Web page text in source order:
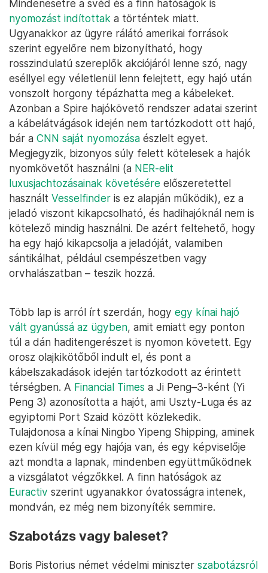
Mindenesetre a svéd és a finn hatóságok is
nyomozást indítottak a történtek miatt.
Ugyanakkor az ügyre rálátó amerikai források
szerint egyelőre nem bizonyítható, hogy
rosszindulatú szereplők akciójáról lenne szó, nagy
eséllyel egy véletlenül lenn felejtett, egy hajó után
vonszolt horgony tépázhatta meg a kábeleket.
Azonban a Spire hajókövető rendszer adatai szerint
a kábelátvágások idején nem tartózkodott ott hajó,
bár a CNN saját nyomozása észlelt egyet.
Megjegyzik, bizonyos súly felett kötelesek a hajók
nyomkövetőt használni (a NER-elit
luxusjachtozásainak követésére előszeretettel
használt Vesselfinder is ez alapján működik), ez a
jeladó viszont kikapcsolható, és hadihajóknál nem is
kötelező mindig használni. De azért feltehető, hogy
ha egy hajó kikapcsolja a jeladóját, valamiben
sántikálhat, például csempészetben vagy
orvhalászatban – teszik hozzá.
Több lap is arról írt szerdán, hogy egy kínai hajó
vált gyanússá az ügyben, amit emiatt egy ponton
túl a dán haditengerészet is nyomon követett. Egy
orosz olajkikötőből indult el, és pont a
kábelszakadások idején tartózkodott az érintett
térségben. A Financial Times a Ji Peng–3-ként (Yi
Peng 3) azonosította a hajót, ami Uszty-Luga és az
egyiptomi Port Szaid között közlekedik.
Tulajdonosa a kínai Ningbo Yipeng Shipping, aminek
ezen kívül még egy hajója van, és egy képviselője
azt mondta a lapnak, mindenben együttműködnek
a vizsgálatot végzőkkel. A finn hatóságok az
Euractiv szerint ugyanakkor óvatosságra intenek,
mondván, ez még nem bizonyíték semmire.
Szabotázs vagy baleset?
Boris Pistorius német védelmi miniszter szabotázsról